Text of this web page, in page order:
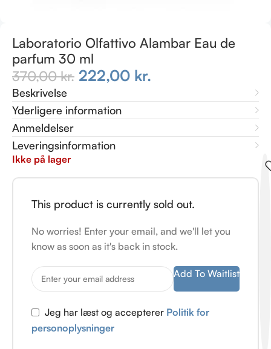
Laboratorio Olfattivo Alambar Eau de
parfum 30 ml
370,00kr. 222,00 kr.
Beskrivelse
Yderligere information
Anmeldelser
Leveringsinformation
Ikke på lager
This product is currently sold out.
No worries! Enter your email, and we'll let you
know as soon as it's back in stock.
Add To Waitlist
Jeg har læst og accepterer Politik for
personoplysninger